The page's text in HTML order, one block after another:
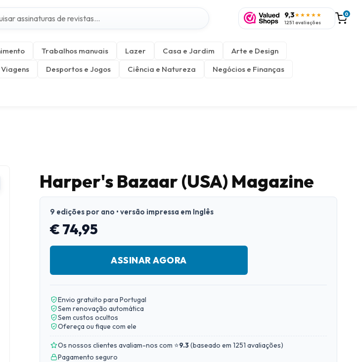
9,3★★★★★
1251 avaliações
0
Trabalhos manuais Lazer Casa e Jardim
Arte e Design
Viagens Desportos e Jogos Ciência e Natureza
Negócios e Finanças
Harper's Bazaar (USA) Magazine
9 edições por ano • versão impressa em Inglês
€ 74,95
ASSINAR AGORA
Envio gratuito para Portugal
Sem renovação automática
Sem custos ocultos
Ofereça ou fique com ele
Os nossos clientes avaliam-nos com ⭐9.3(baseado em 1251 avaliações)
Pagamento seguro